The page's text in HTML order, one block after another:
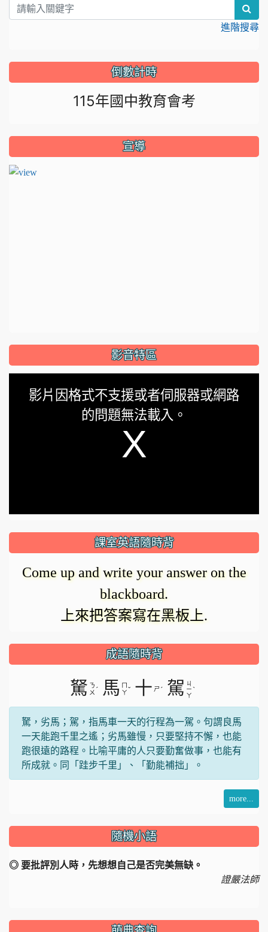
進階搜尋
倒數計時
115年國中教育會考
宣導
影音特區
影片因格式不支援或者伺服器或網路
的問題無法載入。
課室英語隨時背
Come up and write your answer on the
blackboard.
上來把答案寫在黑板上.
成語隨時背
駑 ㄋ
ㄨ ˊ 馬 ㄇ
ㄚˇ 十 ㄕ ˊ 駕 ㄐ
ㄧ
ㄚ
ˋ
駑，劣馬；駕，指馬車一天的行程為一駕。句謂良馬
一天能跑千里之遙；劣馬雖慢，只要堅持不懈，也能
跑很遠的路程。比喻平庸的人只要勤奮做事，也能有
所成就。同「跬步千里」、「勤能補拙」。
more...
隨機小語
◎ 要批評別人時，先想想自己是否完美無缺。
證嚴法師